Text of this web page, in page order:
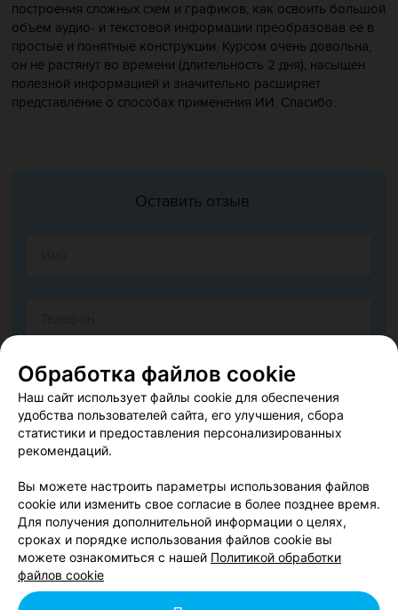
построения сложных схем и графиков, как освоить большой
объем аудио- и текстовой информации преобразовав ее в
простые и понятные конструкции. Курсом очень довольна,
он не растянут во времени (длительность 2 дня), насыщен
полезной информацией и значительно расширяет
представление о способах применения ИИ. Спасибо.
Оставить отзыв
Согласен опубликовать отзыв. Подробнее обусловиях
обработки персональных данныхимеханизме реализации
прав
Обработка файлов cookie
Наш сайт использует файлы cookie для обеспечения
удобства пользователей сайта, его улучшения, сбора
статистики и предоставления персонализированных
рекомендаций.
Вы можете настроить параметры использования файлов
cookie или изменить свое согласие в более позднее время.
Для получения дополнительной информации о целях,
сроках и порядке использования файлов cookie вы
можете ознакомиться с нашей Политикой обработки
файлов cookie